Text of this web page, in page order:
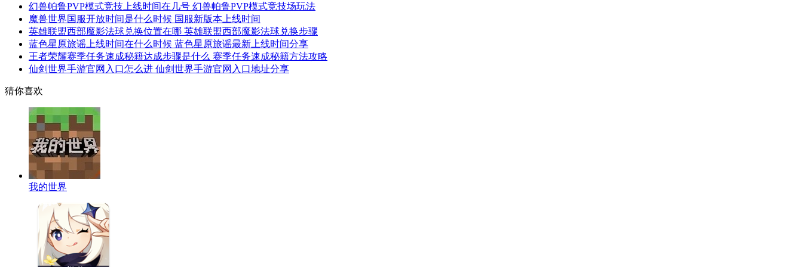
幻兽帕鲁PVP模式竞技上线时间在几号 幻兽帕鲁PVP模式竞技场玩法
魔兽世界国服开放时间是什么时候 国服新版本上线时间
英雄联盟西部魔影法球兑换位置在哪 英雄联盟西部魔影法球兑换步骤
蓝色星原旅谣上线时间在什么时候 蓝色星原旅谣最新上线时间分享
王者荣耀赛季任务速成秘籍达成步骤是什么 赛季任务速成秘籍方法攻略
仙剑世界手游官网入口怎么进 仙剑世界手游官网入口地址分享
猜你喜欢
我的世界